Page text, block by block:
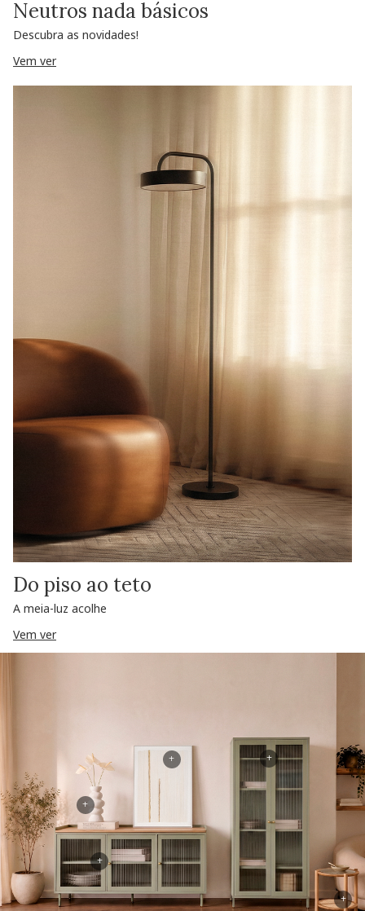
Neutros nada básicos
Descubra as novidades!
Vem ver
Do piso ao teto
A meia-luz acolhe
Vem ver
+
+
+
+
+